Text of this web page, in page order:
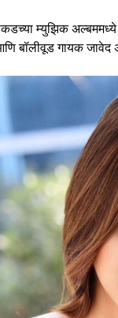
म्युझिक
बॉलीवूड गायक जावेद